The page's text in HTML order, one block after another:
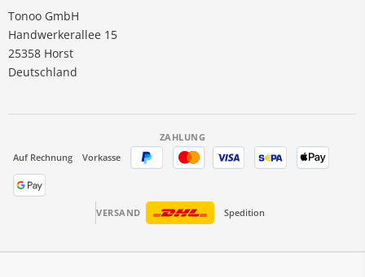
Tonoo GmbH
Handwerkerallee 15
25358 Horst
Deutschland
ZAHLUNG
Auf Rechnung
Vorkasse
VERSAND Spedition